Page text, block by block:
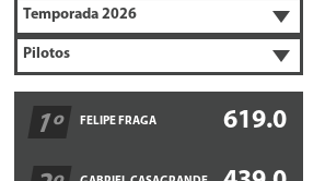
1º FELIPE FRAGA 619.0